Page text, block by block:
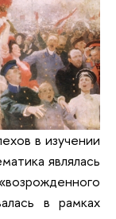
в изучении
являлась
в рамках